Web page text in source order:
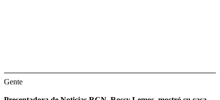
Gente